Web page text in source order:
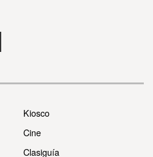
Kiosco
Cine
Clasiguía